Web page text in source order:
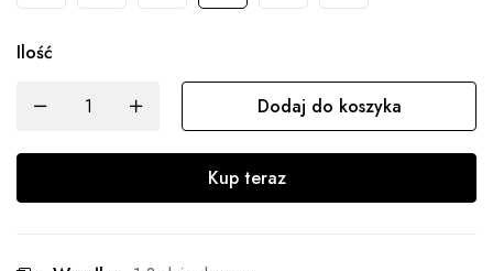
Ilość
Dodaj do koszyka
Kup teraz